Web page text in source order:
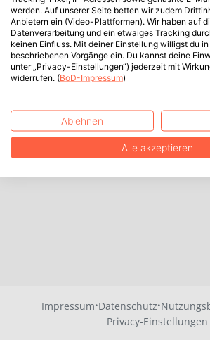
Impressum·Datenschutz·
Privacy-Einstellungen
werden. Auf unserer Seite betten wir zudem
Anbietern ein (Video-Plattformen). Wir haben auf
Datenverarbeitung und ein etwaiges Tracking
keinen Einfluss. Mit deiner Einstellung willigst du
beschriebenen Vorgänge ein. Du kannst deine
unter „Privacy-Einstellungen“) jederzeit mit
widerrufen. (BoD-Impressum)
Ablehnen
Alle akzeptieren